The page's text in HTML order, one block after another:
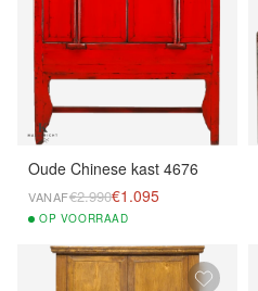
Oude Chinese kast 4676
VANAF€2.990€1.095
OP VOORRAAD